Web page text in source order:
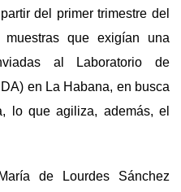
del primer trimestre del
que exigían una
al Laboratorio de
en La Habana, en busca
lo que agiliza, además, el
de Lourdes Sánchez